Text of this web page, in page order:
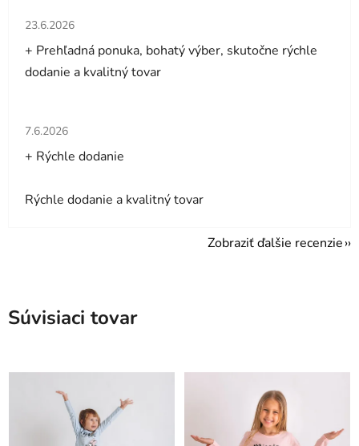
Hodnotenie obchodu je 5 z 5 hviezdičiek.
23.6.2026
+ Prehľadná ponuka, bohatý výber, skutočne rýchle
dodanie a kvalitný tovar
Hodnotenie obchodu je 5 z 5 hviezdičiek.
7.6.2026
+ Rýchle dodanie
Rýchle dodanie a kvalitný tovar
Zobraziť ďalšie recenzie
Súvisiaci tovar